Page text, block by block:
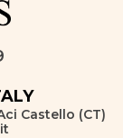
Castello (CT)